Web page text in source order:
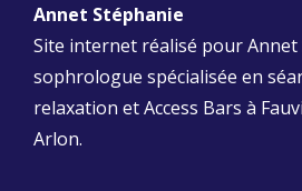
Annet Stéphanie
Site internet réalisé pour Annet
sophrologue spécialisée en
relaxation et Access Bars à
Arlon.